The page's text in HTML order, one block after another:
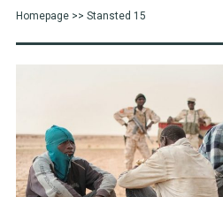
Homepage>> Stansted 15